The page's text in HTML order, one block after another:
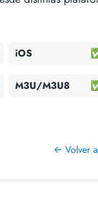
iOS
M3U/M3U8
← Volver